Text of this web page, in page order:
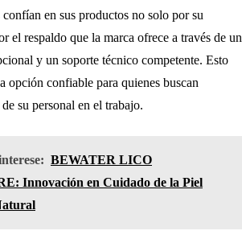
en sus productos no solo por su
el respaldo que la marca ofrece a través de un
y un soporte técnico competente. Esto
opción confiable para quienes buscan
su personal en el trabajo.
BEWATER LICO
Innovación en Cuidado de la Piel